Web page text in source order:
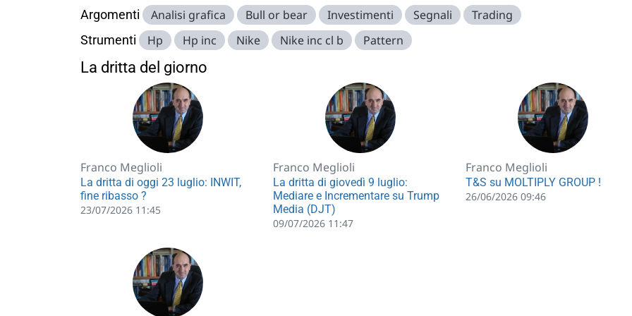
Argomenti Analisi grafica Bull or bear Investimenti Segnali Trading
Strumenti Hp Hp inc Nike Nike inc cl b Pattern
La dritta del giorno
Franco Meglioli
La dritta di oggi 23 luglio: INWIT,
fine ribasso ?
23/07/2026 11:45
Franco Meglioli
La dritta di giovedì 9 luglio:
Mediare e Incrementare su Trump
Media (DJT)
09/07/2026 11:47
Franco Meglioli
T&S su MOLTIPLY GROUP !
26/06/2026 09:46